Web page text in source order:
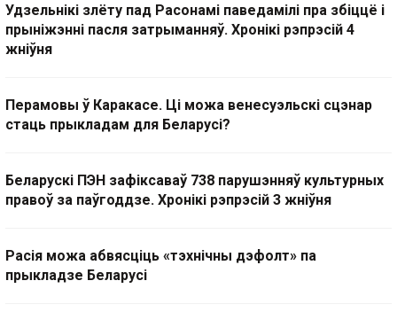
Удзельнікі злёту пад Расонамі паведамілі пра збіццё і
прыніжэнні пасля затрыманняў. Хронікі рэпрэсій 4
жніўня
Перамовы ў Каракасе. Ці можа венесуэльскі сцэнар
стаць прыкладам для Беларусі?
Беларускі ПЭН зафіксаваў 738 парушэнняў культурных
правоў за паўгоддзе. Хронікі рэпрэсій 3 жніўня
Расія можа абвясціць «тэхнічны дэфолт» па
прыкладзе Беларусі